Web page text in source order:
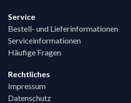
Service
Bestell- und Lieferinformationen
Serviceinformationen
Häufige Fragen
Rechtliches
Impressum
Datenschutz